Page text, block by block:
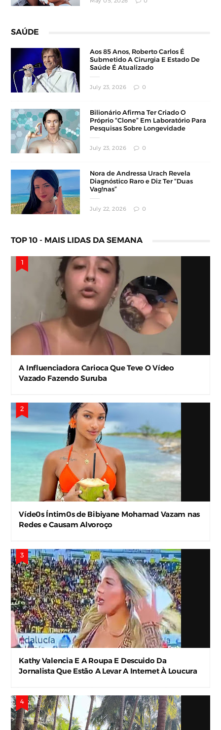
SAÚDE
Aos 85 Anos, Roberto Carlos É
Submetido A Cirurgia E Estado De
Saúde É Atualizado
July 23, 2026 0
Bilionário Afirma Ter Criado O
Próprio “Clone” Em Laboratório Para
Pesquisas Sobre Longevidade
July 23, 2026 0
Nora de Andressa Urach Revela
Diagnóstico Raro e Diz Ter “Duas
Vag!nas”
July 22, 2026 0
TOP 10 - MAIS LIDAS DA SEMANA
A Influenciadora Carioca Que Teve O Vídeo
Vazado Fazendo Suruba
Víde0s Íntim0s de Bibiyane Mohamad Vazam nas
Redes e Causam Alvoroço
Kathy Valencia E A Roupa E Descuido Da
Jornalista Que Estão A Levar A Internet À Loucura